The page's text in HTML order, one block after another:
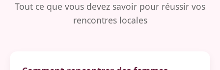
Tout ce que vous devez savoir pour réussir vos
rencontres locales